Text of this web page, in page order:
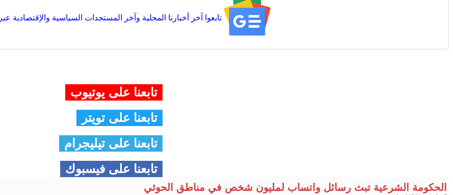
تابعوا آخر أخبارنا المحلية وآخر المستجدات السياسية والإقتصادية عبر Google news
تابعنا على يوتيوب
تابعنا على تويتر
تابعنا على تيليجرام
تابعنا على فيسبوك
الحكومة الشرعية تبث رسائل واتساب لمليون شخص في مناطق الحوثي